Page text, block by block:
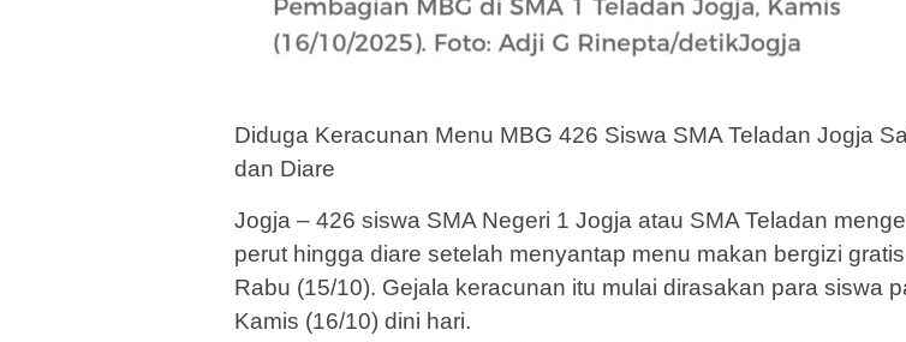
Diduga Keracunan Menu MBG 426 Siswa SMA Teladan Jogja
dan Diare
Jogja – 426 siswa SMA Negeri 1 Jogja atau SMA Teladan
perut hingga diare setelah menyantap menu makan bergizi
Rabu (15/10). Gejala keracunan itu mulai dirasakan para siswa
Kamis (16/10) dini hari.